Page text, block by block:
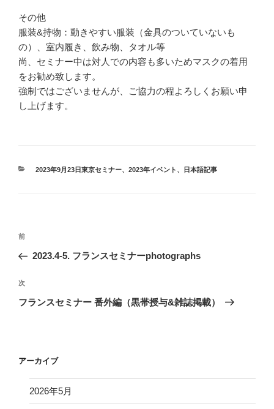
その他
服装&持物：動きやすい服装（金具のついていないも
の）、室内履き、飲み物、タオル等
尚、セミナー中は対人での内容も多いためマスクの着用
をお勧め致します。
強制ではございませんが、ご協力の程よろしくお願い申
し上げます。
カ
2023年9月23日東京セミナー、 2023年イベント 、 日本語記事
投
ナ
ビ
ゲ
ン
前
の
稿
前
2023.4-5. フランスセミナーphotographs
次
の
次
フランスセミナー 番外編（黒帯授与&雑誌掲載）
アーカイブ
2026年5月